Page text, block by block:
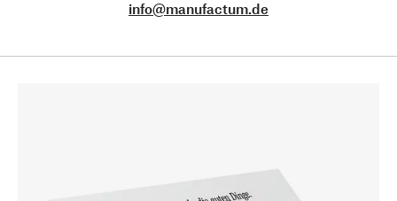
info@manufactum.de